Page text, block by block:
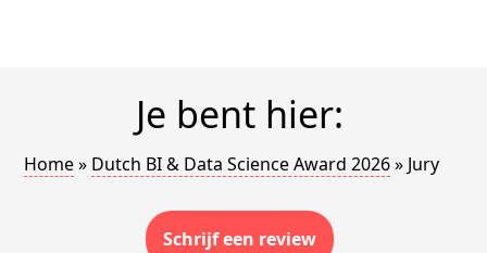
Je bent hier:
Home» Dutch BI & Data Science Award 2026» Jury
Schrijf een review